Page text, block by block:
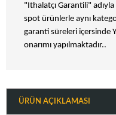
"Ithalatçı Garantili"
spot ürünlerle aynı
garanti süreleri içersinde
onarımı yapılmaktadır..
ÜRÜN AÇIKLAMASI